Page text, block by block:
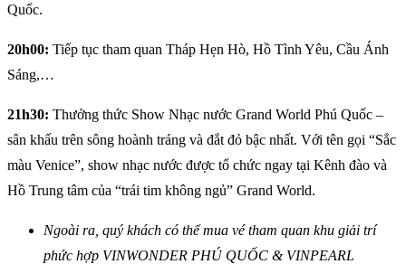
Quốc.
20h00: Tiếp tục tham quan Tháp Hẹn Hò, Hồ Tình Yêu, Cầu Ánh
Sáng,…
21h30: Thưởng thức Show Nhạc nước Grand World Phú Quốc –
sân khấu trên sông hoành tráng và đắt đỏ bậc nhất. Với tên gọi “Sắc
màu Venice”, show nhạc nước được tổ chức ngay tại Kênh đào và
Hồ Trung tâm của “trái tim không ngủ” Grand World.
Ngoài ra, quý khách có thể mua vé tham quan khu giải trí
phức hợp VINWONDER PHÚ QUỐC & VINPEARL